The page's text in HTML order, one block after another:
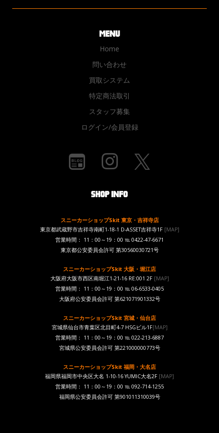
Home
問い合わせ
買取システム
特定商法取引
スタッフ募集
ログイン/会員登録
スニーカーショップSkit 東京・吉祥寺店
東京都武蔵野市吉祥寺南町1-18-1 D-ASSET吉祥寺1F [MAP]
営業時間： 11：00～19：00 ℡ 0422-47-6671
東京都公安委員会許可 第30560030721号
スニーカーショップSkit 大阪・堀江店
大阪府大阪市西区南堀江1-21-16 RE:001 2F[MAP]
営業時間： 11：00～19：00 ℡ 06-6533-0405
大阪府公安委員会許可 第621071901332号
スニーカーショップSkit 宮城・仙台店
宮城県仙台市青葉区北目町4-7 HSGビル1F[MAP]
営業時間： 11：00～19：00 ℡ 022-213-6887
宮城県公安委員会許可 第221000000773号
スニーカーショップSkit 福岡・大名店
福岡県福岡市中央区大名 1-10-16 YUMIC大名2F [MAP]
営業時間： 11：00～19：00 ℡ 092-714-1255
福岡県公安委員会許可 第901011310039号